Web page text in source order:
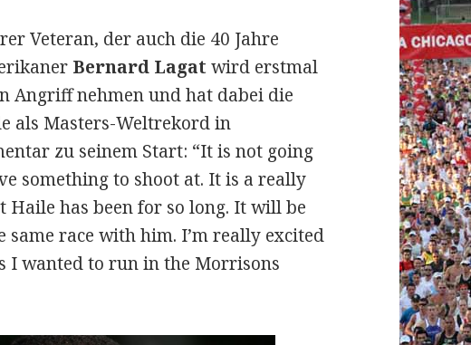
Veteran, der auch die 40 Jahre
Bernard Lagat wird erstmal
Angriff nehmen und hat dabei die
als Masters-Weltrekord in
zu seinem Start: “It is not going
something to shoot at. It is a really
Haile has been for so long. It will be
race with him. I’m really excited
I wanted to run in the Morrisons